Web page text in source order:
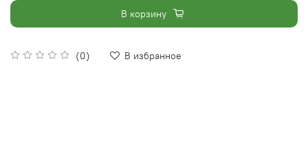
(0) В избранное
В корзину